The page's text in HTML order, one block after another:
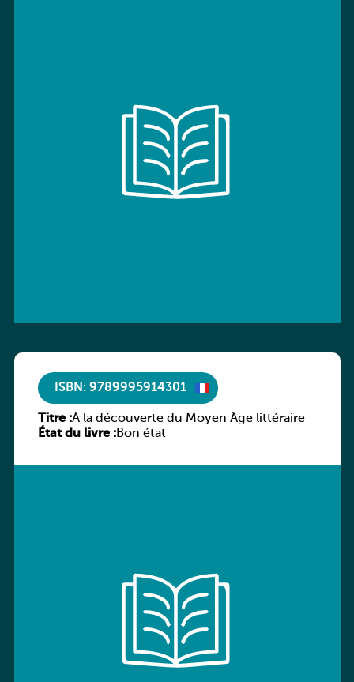
ISBN: 9789995914301
Titre :À la découverte du Moyen Âge littéraire
État du livre :Bon état